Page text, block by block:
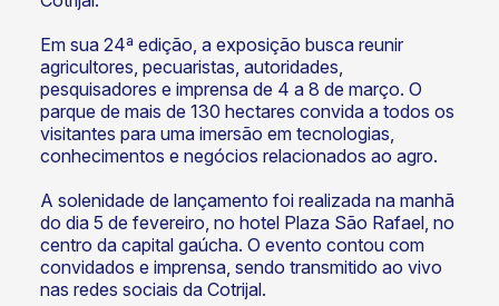
Em sua 24ª edição, a exposição busca reunir
agricultores, pecuaristas, autoridades,
pesquisadores e imprensa de 4 a 8 de março. O
parque de mais de 130 hectares convida a todos os
visitantes para uma imersão em tecnologias,
conhecimentos e negócios relacionados ao agro.
A solenidade de lançamento foi realizada na manhã
do dia 5 de fevereiro, no hotel Plaza São Rafael, no
centro da capital gaúcha. O evento contou com
convidados e imprensa, sendo transmitido ao vivo
nas redes sociais da Cotrijal.